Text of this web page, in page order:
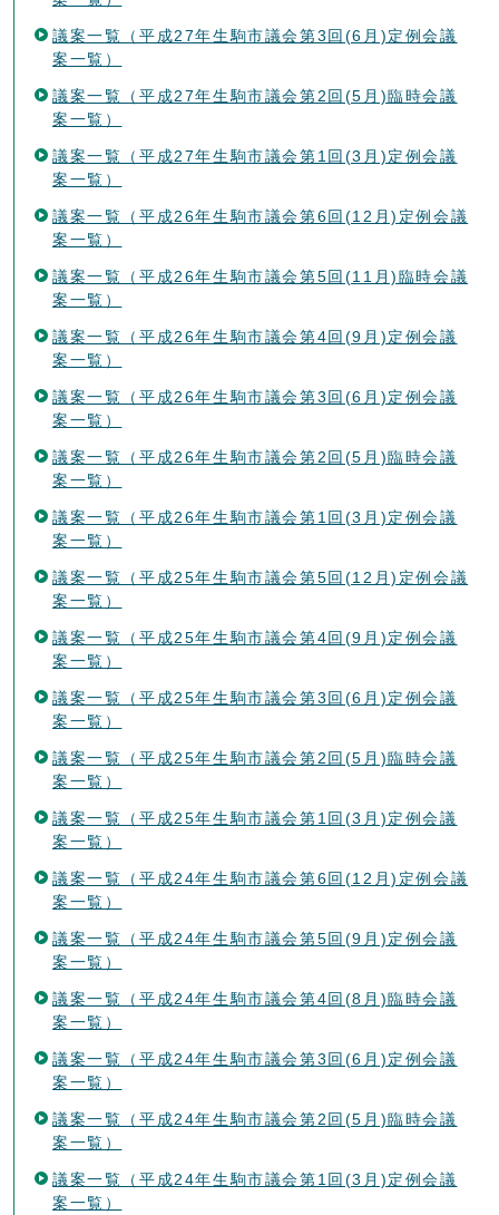
議案一覧（平成27年生駒市議会第3回(6月)定例会議
案一覧）
議案一覧（平成27年生駒市議会第2回(5月)臨時会議
案一覧）
議案一覧（平成27年生駒市議会第1回(3月)定例会議
案一覧）
議案一覧（平成26年生駒市議会第6回(12月)定例会議
案一覧）
議案一覧（平成26年生駒市議会第5回(11月)臨時会議
案一覧）
議案一覧（平成26年生駒市議会第4回(9月)定例会議
案一覧）
議案一覧（平成26年生駒市議会第3回(6月)定例会議
案一覧）
議案一覧（平成26年生駒市議会第2回(5月)臨時会議
案一覧）
議案一覧（平成26年生駒市議会第1回(3月)定例会議
案一覧）
議案一覧（平成25年生駒市議会第5回(12月)定例会議
案一覧）
議案一覧（平成25年生駒市議会第4回(9月)定例会議
案一覧）
議案一覧（平成25年生駒市議会第3回(6月)定例会議
案一覧）
議案一覧（平成25年生駒市議会第2回(5月)臨時会議
案一覧）
議案一覧（平成25年生駒市議会第1回(3月)定例会議
案一覧）
議案一覧（平成24年生駒市議会第6回(12月)定例会議
案一覧）
議案一覧（平成24年生駒市議会第5回(9月)定例会議
案一覧）
議案一覧（平成24年生駒市議会第4回(8月)臨時会議
案一覧）
議案一覧（平成24年生駒市議会第3回(6月)定例会議
案一覧）
議案一覧（平成24年生駒市議会第2回(5月)臨時会議
案一覧）
議案一覧（平成24年生駒市議会第1回(3月)定例会議
案一覧）